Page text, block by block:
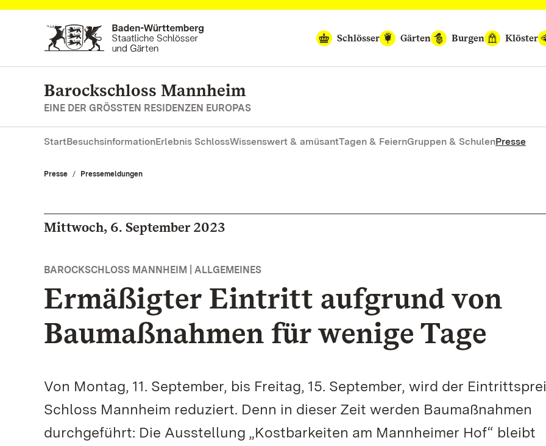
Zum Hauptinhalt springen
Schlösser
Gärten Burgen Klöster
Barockschloss Mannheim
EINE DER GRÖSSTEN RESIDENZEN EUROPAS
StartBesuchsinformationErlebnis SchlossWissenswert & amüsantTagen & FeiernGruppen & SchulenPresse
Presse Pressemeldungen
Mittwoch, 6. September 2023
BAROCKSCHLOSS MANNHEIM | ALLGEMEINES
Ermäßigter Eintritt aufgrund von
Baumaßnahmen für wenige Tage
Von Montag, 11. September, bis Freitag, 15. September, wird der
Schloss Mannheim reduziert. Denn in dieser Zeit werden Baumaßnahmen
durchgeführt: Die Ausstellung „Kostbarkeiten am Mannheimer Hof“ bleibt